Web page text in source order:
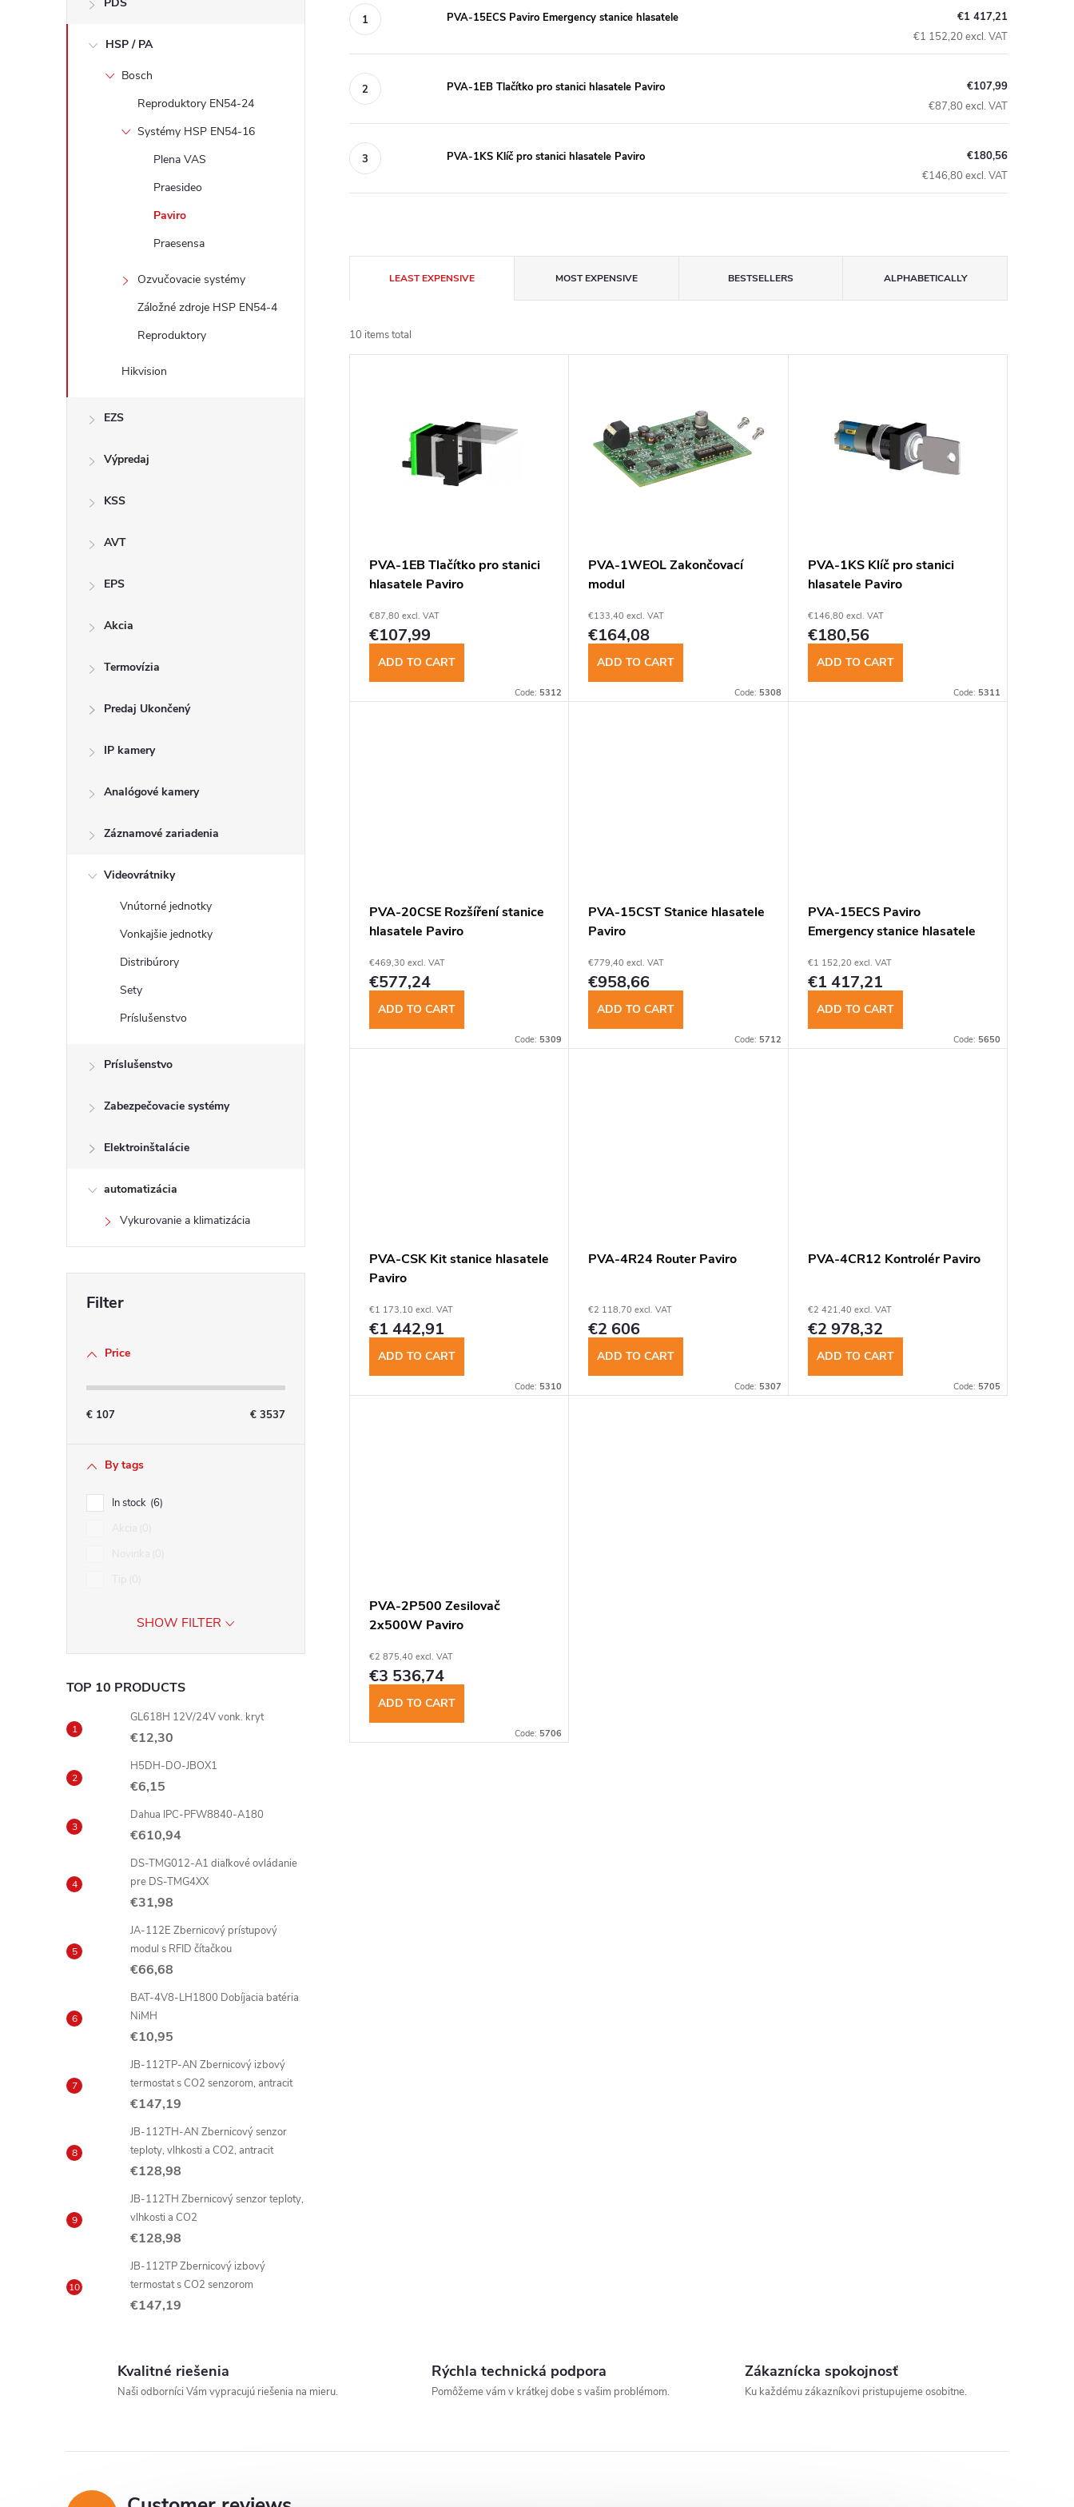
e
HSP / PA
Bosch
Reproduktory EN54-24
Systémy HSP EN54-16
Plena VAS
Praesideo
Paviro
Praesensa
Ozvučovacie systémy
Záložné zdroje HSP EN54-4
Reproduktory
Hikvision
EZS
Výpredaj
KSS
AVT
EPS
Akcia
Termovízia
Predaj Ukončený
IP kamery
Analógové kamery
Záznamové zariadenia
Videovrátniky
Vnútorné jednotky
Vonkajšie jednotky
Distribúrory
Sety
Príslušenstvo
Príslušenstvo
Zabezpečovacie systémy
Elektroinštalácie
automatizácia
Vykurovanie a klimatizácia
Price
€ 107 € 3537
By tags
In stock 6
SHOW FILTER
TOP 10 PRODUCTS
GL618H 12V/24V vonk. kryt
€12,30
H5DH-DO-JBOX1
€6,15
Dahua IPC-PFW8840-A180
€610,94
DS-TMG012-A1 diaľkové ovládanie
pre DS-TMG4XX
€31,98
JA-112E Zbernicový prístupový
modul s RFID čítačkou
€66,68
BAT-4V8-LH1800 Dobíjacia batéria
NiMH
€10,95
JB-112TP-AN Zbernicový izbový
termostat s CO2 senzorom, antracit
€147,19
JB-112TH-AN Zbernicový senzor
teploty, vlhkosti a CO2, antracit
€128,98
JB-112TH Zbernicový senzor teploty,
vlhkosti a CO2
€128,98
JB-112TP Zbernicový izbový
termostat s CO2 senzorom
€147,19
PVA-15ECS Paviro Emergency stanice hlasatele
€1 417,21
€1 152,20 excl. VAT
PVA-1EB Tlačítko pro stanici hlasatele Paviro
€107,99
€87,80 excl. VAT
PVA-1KS Klíč pro stanici hlasatele Paviro
€180,56
€146,80 excl. VAT
r
o
i
LEAST EXPENSIVE MOST EXPENSIVE BESTSELLERS ALPHABETICALLY
10 items total
o
PVA-1EB Tlačítko pro stanici
hlasatele Paviro
€87,80 excl. VAT
€107,99
ADD TO CART
Code: 5312
PVA-1WEOL Zakončovací
modul
€133,40 excl. VAT
€164,08
ADD TO CART
Code: 5308
PVA-1KS Klíč pro stanici
hlasatele Paviro
€146,80 excl. VAT
€180,56
ADD TO CART
Code: 5311
PVA-20CSE Rozšíření stanice
hlasatele Paviro
€469,30 excl. VAT
€577,24
ADD TO CART
Code: 5309
PVA-15CST Stanice hlasatele
Paviro
€779,40 excl. VAT
€958,66
ADD TO CART
Code: 5712
PVA-15ECS Paviro
Emergency stanice hlasatele
€1 152,20 excl. VAT
€1 417,21
ADD TO CART
Code: 5650
PVA-CSK Kit stanice hlasatele
Paviro
€1 173,10 excl. VAT
€1 442,91
ADD TO CART
Code: 5310
PVA-4R24 Router Paviro
€2 118,70 excl. VAT
€2 606
ADD TO CART
Code: 5307
PVA-4CR12 Kontrolér Paviro
€2 421,40 excl. VAT
€2 978,32
ADD TO CART
Code: 5705
PVA-2P500 Zesilovač
2x500W Paviro
€2 875,40 excl. VAT
€3 536,74
ADD TO CART
Code: 5706
Kvalitné riešenia
Naši odborníci Vám vypracujú riešenia na mieru.
Rýchla technická podpora
Pomôžeme vám v krátkej dobe s vašim problémom.
Zákaznícka spokojnosť
Ku každému zákazníkovi pristupujeme osobitne.